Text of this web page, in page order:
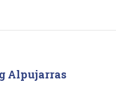
Alpujarras